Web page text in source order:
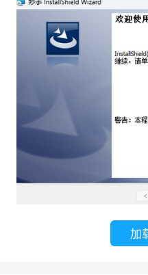
2、剔除了通常文字
剧本创作无用的功能，
小说剧本写作变个更加
中，还能够带来音乐享
4、多种写作辅助功
的过程中更方便的记录
5、支持在线搜索，
索，让用户写作更轻松
加